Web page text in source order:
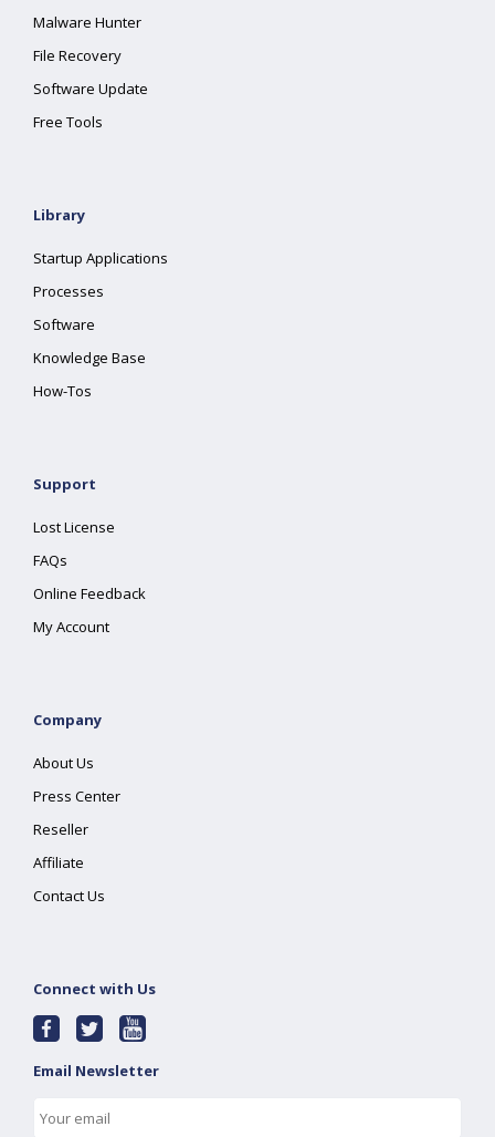
Malware Hunter
File Recovery
Software Update
Free Tools
Library
Startup Applications
Processes
Software
Knowledge Base
How-Tos
Support
Lost License
FAQs
Online Feedback
My Account
Company
About Us
Press Center
Reseller
Affiliate
Contact Us
Connect with Us
Email Newsletter